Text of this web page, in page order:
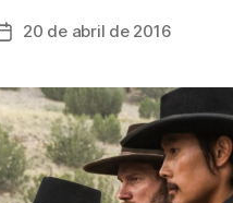
Data20 de abril de 2016